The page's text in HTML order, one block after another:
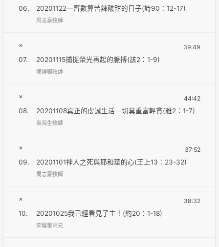
06.
20201122一齊數算苦辣酸甜的日子(詩90：12-17)
周志豪牧師
×
07.
20201115捕捉榮光再起的脈搏(該2：1-9)
39:49
陳耀鵬牧師
×
08.
20201108真正的虔誠生活－切莫重富輕貧(雅2：1-7)
44:42
袁海生牧師
×
09.
20201101神人之死與耶和華的心(王上13：23-32)
37:52
周志豪牧師
×
10.
20201025我已經看見了主！(約20：1-18)
38:32
李耀華弟兄